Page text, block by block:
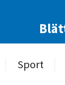
Sport